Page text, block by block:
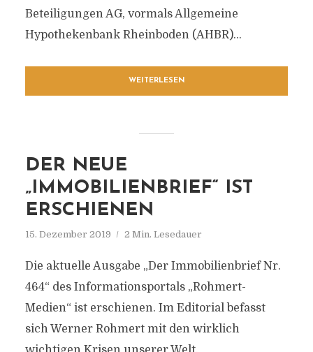
Beteiligungen AG, vormals Allgemeine
Hypothekenbank Rheinboden (AHBR)...
WEITERLESEN
DER NEUE
„IMMOBILIENBRIEF“ IST
ERSCHIENEN
15. Dezember 2019 2 Min. Lesedauer
Die aktuelle Ausgabe „Der Immobilienbrief Nr.
464“ des Informationsportals „Rohmert-
Medien“ ist erschienen. Im Editorial befasst
sich Werner Rohmert mit den wirklich